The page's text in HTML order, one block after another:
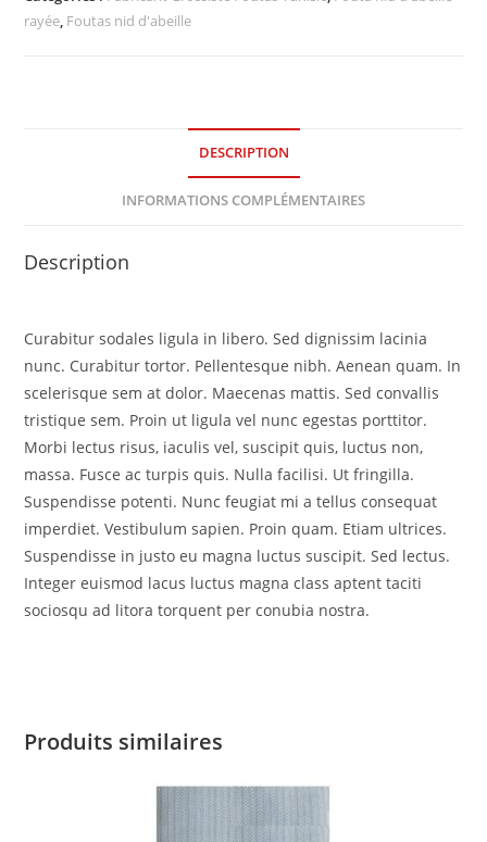
rayée, Foutas nid d'abeille
DESCRIPTION
INFORMATIONS COMPLÉMENTAIRES
Description
Curabitur sodales ligula in libero. Sed dignissim lacinia
nunc. Curabitur tortor. Pellentesque nibh. Aenean quam. In
scelerisque sem at dolor. Maecenas mattis. Sed convallis
tristique sem. Proin ut ligula vel nunc egestas porttitor.
Morbi lectus risus, iaculis vel, suscipit quis, luctus non,
massa. Fusce ac turpis quis. Nulla facilisi. Ut fringilla.
Suspendisse potenti. Nunc feugiat mi a tellus consequat
imperdiet. Vestibulum sapien. Proin quam. Etiam ultrices.
Suspendisse in justo eu magna luctus suscipit. Sed lectus.
Integer euismod lacus luctus magna class aptent taciti
sociosqu ad litora torquent per conubia nostra.
Produits similaires